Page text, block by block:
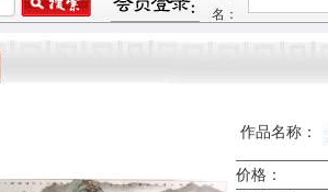
名：
作品名称：
价格：